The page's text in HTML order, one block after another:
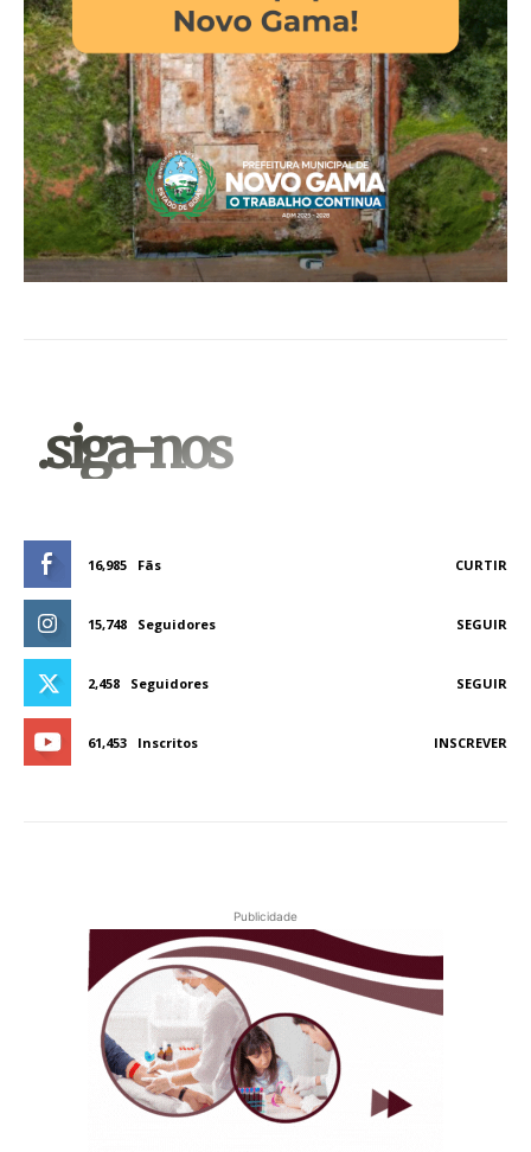
.siga-nos
16,985 Fãs CURTIR
15,748 Seguidores SEGUIR
2,458 Seguidores SEGUIR
61,453 Inscritos INSCREVER
Publicidade